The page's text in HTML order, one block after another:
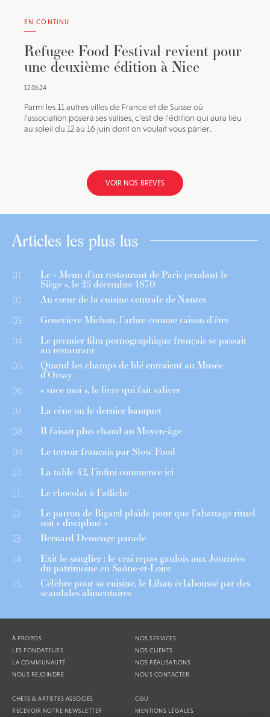
EN CONTINU
Refugee Food Festival revient pour
une deuxième édition à Nice
12.06.24
Parmi les 11 autres villes de France et de Suisse où
l’association posera ses valises, c’est de l’édition qui aura lieu
au soleil du 12 au 16 juin dont on voulait vous parler.
VOIR NOS BRÈVES
Articles les plus lus
01 Le « Menu d’un restaurant de Paris pendant le
Siège », le 25 décembre 1870
02 Au cœur de la cuisine centrale de Nantes
03 Geneviève Michon, l’arbre comme raison d’être
04 Le premier film pornographique français se passait
au restaurant
05 Quand les champs de blé entraient au Musée
d’Orsay
06 « suce moi », le livre qui fait saliver
07 La cène ou le dernier banquet
08 Il faisait plus chaud au Moyen-âge
09 Le terroir français par Slow Food
10 La table 42, l’infini commence ici
11 Le chocolat à l’affiche
12 Le patron de Bigard plaide pour que l’abattage rituel
soit « discipliné »
13 Bernard Demenge parade
14 Exit le sanglier : le vrai repas gaulois aux Journées
du patrimoine en Saône-et-Loire
15 Célèbre pour sa cuisine, le Liban éclaboussé par des
scandales alimentaires
À PROPOS
LES FONDATEURS
LA COMMUNAUTÉ
NOUS REJOINDRE
NOS SERVICES
NOS CLIENTS
NOS RÉALISATIONS
NOUS CONTACTER
CHEFS & ARTISTES ASSOCIÉS
RECEVOIR NOTRE NEWSLETTER
CGU
MENTIONS LÉGALES